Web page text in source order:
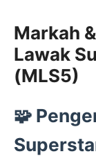
Markah
Lawak
(MLS5)
🧩